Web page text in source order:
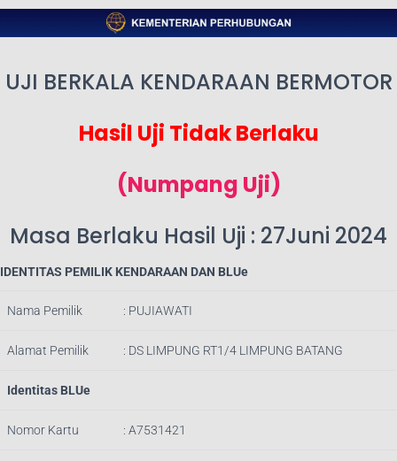
UJI BERKALA KENDARAAN BERMOTOR
Hasil Uji Tidak Berlaku
(Numpang Uji)
Masa Berlaku Hasil Uji : 27Juni 2024
IDENTITAS PEMILIK KENDARAAN DAN BLUe
Nama Pemilik : PUJIAWATI
Alamat Pemilik : DS LIMPUNG RT1/4 LIMPUNG BATANG
Identitas BLUe
Nomor Kartu : A7531421